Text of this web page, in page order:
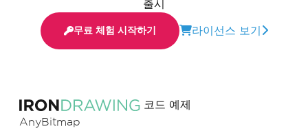
코드 예제
AnyBitmap
출시
무료 체험 시작하기 라이선스 보기